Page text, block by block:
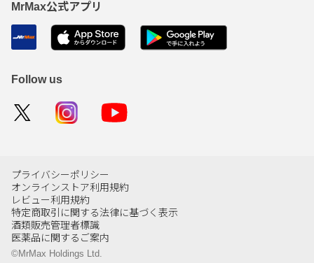
MrMax公式アプリ
Follow us
プライバシーポリシー
オンラインストア利用規約
レビュー利用規約
特定商取引に関する法律に基づく表示
酒類販売管理者標識
医薬品に関するご案内
©MrMax Holdings Ltd.